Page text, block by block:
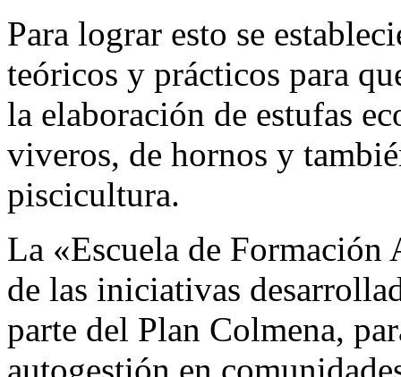
Para lograr esto se
teóricos y prácticos para
la elaboración de estufas
viveros, de hornos y
piscicultura.
La «Escuela de Formación
de las iniciativas
parte del Plan Colmena,